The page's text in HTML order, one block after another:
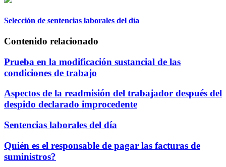
Selección de sentencias laborales del día
Contenido relacionado
Prueba en la modificación sustancial de las
condiciones de trabajo
Aspectos de la readmisión del trabajador después del
despido declarado improcedente
Sentencias laborales del día
Quién es el responsable de pagar las facturas de
suministros?